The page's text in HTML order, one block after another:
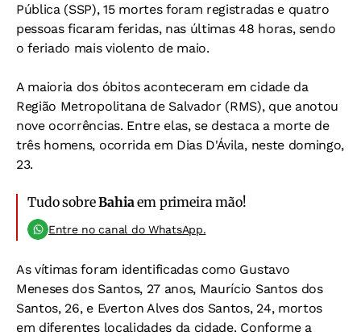
Pública (SSP), 15 mortes foram registradas e quatro
pessoas ficaram feridas, nas últimas 48 horas, sendo
o feriado mais violento de maio.
A maioria dos óbitos aconteceram em cidade da
Região Metropolitana de Salvador (RMS), que anotou
nove ocorrências. Entre elas, se destaca a morte de
três homens, ocorrida em Dias D'Ávila, neste domingo,
23.
Tudo sobreBahia em primeira mão!
Entre no canal do WhatsApp.
As vítimas foram identificadas como Gustavo
Meneses dos Santos, 27 anos, Maurício Santos dos
Santos, 26, e Everton Alves dos Santos, 24, mortos
em diferentes localidades da cidade. Conforme a